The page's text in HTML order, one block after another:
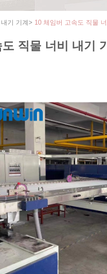
기 기계> 10 체임버 고속도 직물
직물 너비 내기